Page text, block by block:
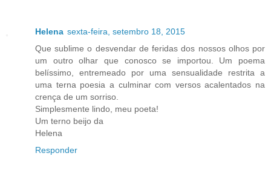
Helena sexta-feira, setembro 18, 2015
Que sublime o desvendar de feridas dos nossos olhos por
um outro olhar que conosco se importou. Um poema
belíssimo, entremeado por uma sensualidade restrita a
uma terna poesia a culminar com versos acalentados na
crença de um sorriso.
Simplesmente lindo, meu poeta!
Um terno beijo da
Helena
Responder